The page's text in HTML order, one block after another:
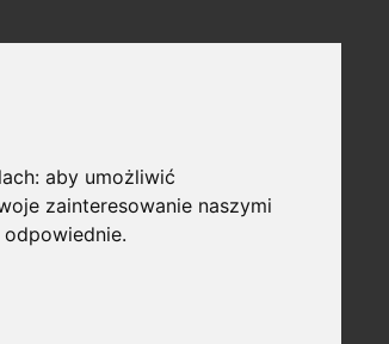
aby umożliwić
zainteresowanie naszymi
.